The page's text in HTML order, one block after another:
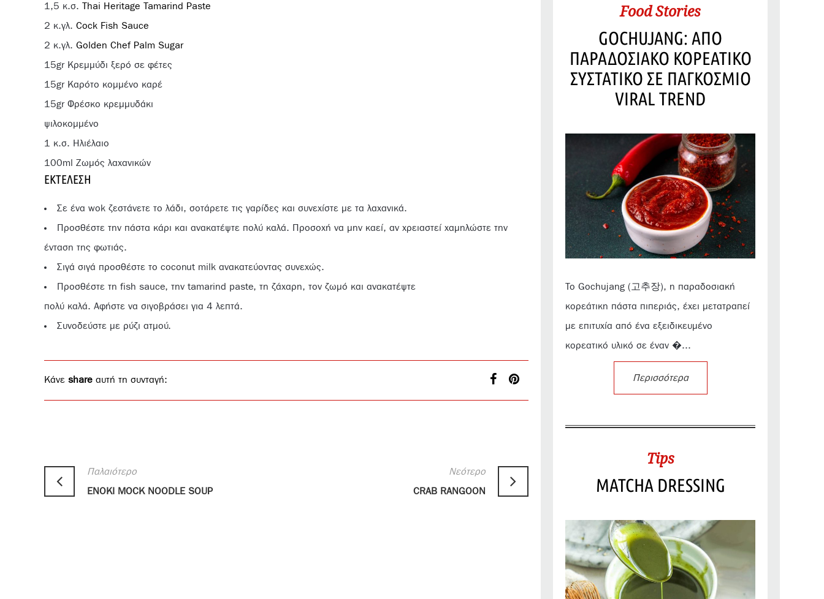
1,5 κ.σ. Thai Heritage Tamarind Paste
2 κ.γλ. Cock Fish Sauce
2 κ.γλ. Golden Chef Palm Sugar
15gr Κρεμμύδι ξερό σε φέτες
15gr Καρότο κομμένο καρέ
15gr Φρέσκο κρεμμυδάκι
ψιλοκομμένο
1 κ.σ. Ηλιέλαιο
100ml Ζωμός λαχανικών
ΕΚΤΈΛΕΣΗ
Σε ένα wok ζεστάνετε το λάδι, σοτάρετε τις γαρίδες και συνεχίστε με τα λαχανικά.
Προσθέστε την πάστα κάρι και ανακατέψτε πολύ καλά. Προσοχή να μην καεί, αν χρειαστεί χαμηλώστε την
ένταση της φωτιάς.
Σιγά σιγά προσθέστε το coconut milk ανακατεύοντας συνεχώς.
Προσθέστε τη fish sauce, την tamarind paste, τη ζάχαρη, τον ζωμό και ανακατέψτε
πολύ καλά. Αφήστε να σιγοβράσει για 4 λεπτά.
Συνοδεύστε με ρύζι ατμού.
Κάνε share αυτή τη συνταγή:
Παλαιότερο
ENOKI MOCK NOODLE SOUP
Νεότερο
CRAB RANGOON
Food Stories
GOCHUJANG: ΑΠΟ
ΠΑΡΑΔΟΣΙΑΚΟ ΚΟΡΕΑΤΙΚΟ
ΣΥΣΤΑΤΙΚΟ ΣΕ ΠΑΓΚΟΣΜΙΟ
VIRAL TREND
Το Gochujang (고추장), η παραδοσιακή
κορεάτικη πάστα πιπεριάς, έχει μετατραπεί
με επιτυχία από ένα εξειδικευμένο
κορεατικό υλικό σε έναν �...
Περισσότερα
Tips
MATCHA DRESSING